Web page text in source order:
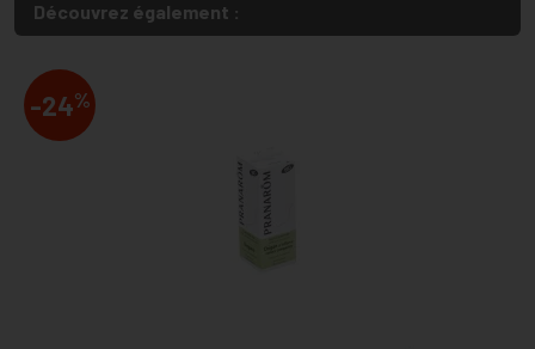
Découvrez également :
-24%